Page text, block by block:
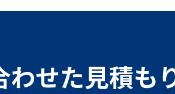
せた見積も